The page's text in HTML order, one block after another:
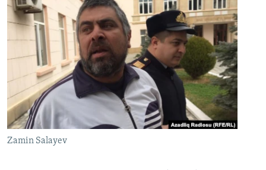
Zamin Salayev